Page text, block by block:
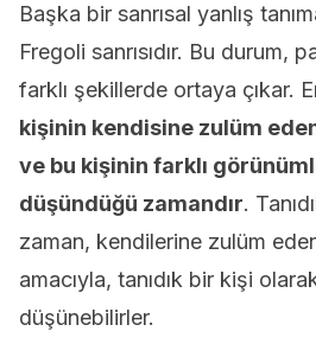
Başka bir sanrısal yanlış
Fregoli sanrısıdır. Bu durum,
farklı şekillerde ortaya çıkar.
kişinin kendisine zulüm
ve bu kişinin farklı
düşündüğü zamandır.
zaman, kendilerine zulüm
amacıyla, tanıdık bir kişi
düşünebilirler.